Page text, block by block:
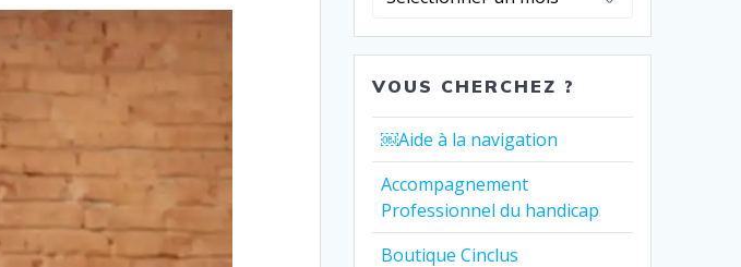
VOUS CHERCHEZ ?
￼Aide à la navigation
Accompagnement
Professionnel du handicap
Boutique Cinclus